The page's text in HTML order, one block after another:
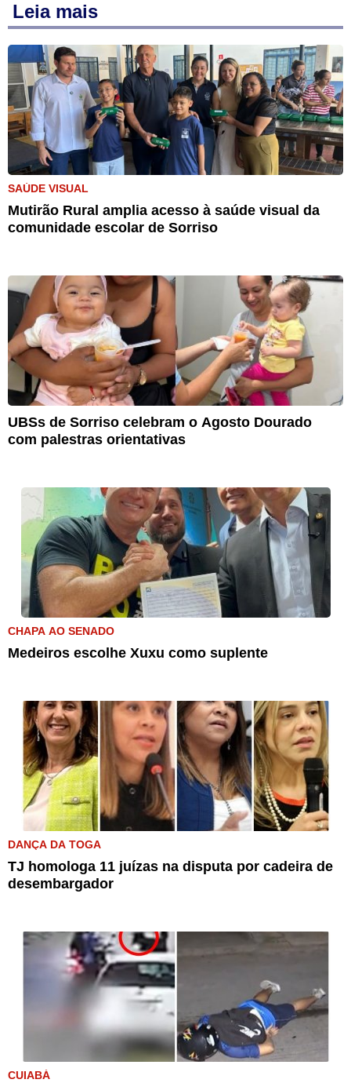
Leia mais
SAÚDE VISUAL
Mutirão Rural amplia acesso à saúde visual da
comunidade escolar de Sorriso
UBSs de Sorriso celebram o Agosto Dourado
com palestras orientativas
CHAPA AO SENADO
Medeiros escolhe Xuxu como suplente
DANÇA DA TOGA
TJ homologa 11 juízas na disputa por cadeira de
desembargador
CUIABÁ